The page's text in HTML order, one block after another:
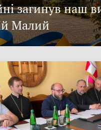
загинув наш
Малий